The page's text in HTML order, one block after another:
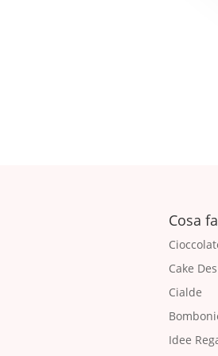
Cosa
Cake
Cialde
Idee